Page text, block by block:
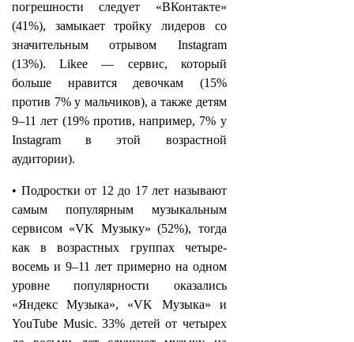
погрешности следует «ВКонтакте»
(41%), замыкает тройку лидеров со
значительным отрывом Instagram
(13%). Likee — сервис, который
больше нравится девочкам (15%
против 7% у мальчиков), а также детям
9–11 лет (19% против, например, 7% у
Instagram в этой возрастной
аудитории).
• Подростки от 12 до 17 лет называют
самым популярным музыкальным
сервисом «VK Музыку» (52%), тогда
как в возрастных группах четыре-
восемь и 9–11 лет примерно на одном
уровне популярности оказались
«Яндекс Музыка», «VK Музыка» и
YouTube Music. 33% детей от четырех